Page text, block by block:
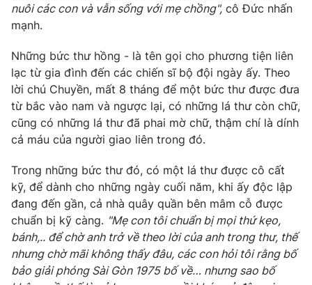
nuôi các con và vẫn sống với mẹ chồng", cô Đức nhấn
mạnh.
Những bức thư hồng - là tên gọi cho phương tiện liên
lạc từ gia đình đến các chiến sĩ bộ đội ngày ấy. Theo
lời chú Chuyền, mất 8 tháng để một bức thư được đưa
từ bắc vào nam và ngược lại, có những lá thư còn chữ,
cũng có những lá thư đã phai mờ chữ, thậm chí là dính
cả máu của người giao liên trong đó.
Trong những bức thư đó, có một lá thư được cô cất
kỹ, để dành cho những ngày cuối năm, khi ấy độc lập
đang đến gần, cả nhà quây quần bên mâm cỗ được
chuẩn bị kỹ càng. "Mẹ con tôi chuẩn bị mọi thứ kẹo,
bánh,.. để chờ anh trở về theo lời của anh trong thư, thế
nhưng chờ mãi không thấy đâu, các con hỏi tôi rằng bố
bảo giải phóng Sài Gòn 1975 bố về… nhưng sao bố